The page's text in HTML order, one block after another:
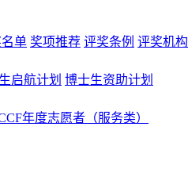
单 奖项推荐 评奖条例 评奖机构
启航计划 博士生资助计划
年度志愿者（服务类）